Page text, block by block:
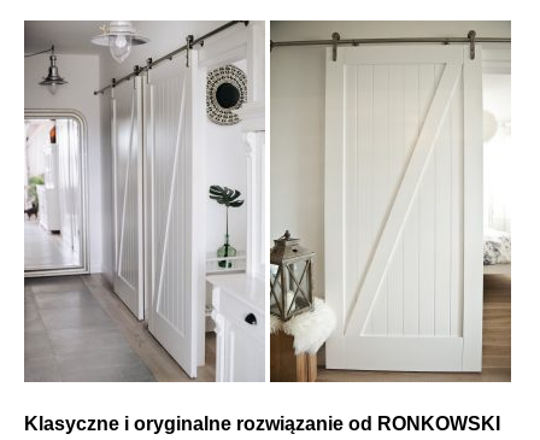
Klasyczne i oryginalne rozwiązanie od RONKOWSKI